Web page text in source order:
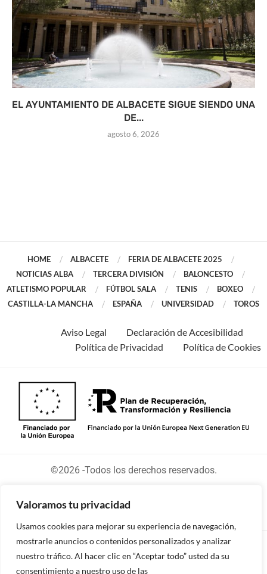
Valoramos tu privacidad
Usamos cookies para mejorar su experiencia de navegación,
mostrarle anuncios o contenidos personalizados y analizar
nuestro tráfico. Al hacer clic en “Aceptar todo” usted da su
consentimiento a nuestro uso de las
EL AYUNTAMIENTO DE ALBACETE SIGUE SIENDO UNA
DE...
agosto 6, 2026
HOME ALBACETE
FERIA DE ALBACETE 2025
NOTICIAS ALBA
TERCERA DIVISIÓN
BALONCESTO
ATLETISMO POPULAR
FÚTBOL SALA TENIS
BOXEO
CASTILLA-LA MANCHA
ESPAÑA UNIVERSIDAD TOROS
Aviso Legal
Declaración de Accesibilidad
Política de Privacidad
Política de Cookies
©2026 -Todos los derechos reservados.
Diseñado y desarrollado por tu equipo Imedia
Comunicación